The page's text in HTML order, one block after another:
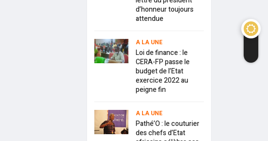
d’honneur toujours
attendue
A LA UNE
Loi de finance : le
CERA-FP passe le
budget de l’Etat
exercice 2022 au
peigne fin
A LA UNE
Pathé’O : le couturier
des chefs d’Etat